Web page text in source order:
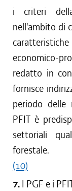
i criteri
nell'ambito di
economico-
redatto in
fornisce
periodo delle
PFIT è
settoriali
forestale.
(10)
7. I PGF e i